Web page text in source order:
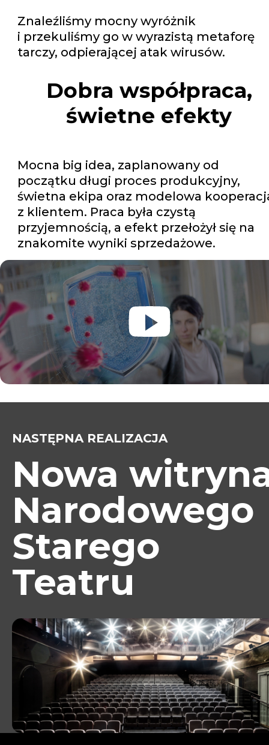
Znaleźliśmy mocny wyróżnik
i przekuliśmy go w wyrazistą metaforę
tarczy, odpierającej atak wirusów.
Dobra współpraca,
świetne efekty
Mocna big idea, zaplanowany od
początku długi proces produkcyjny,
świetna ekipa oraz modelowa
z klientem. Praca była czystą
przyjemnością, a efekt przełożył się na
znakomite wyniki sprzedażowe.
NASTĘPNA REALIZACJA
Nowa
Narodowego
Starego
Teatru